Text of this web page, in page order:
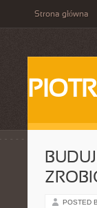
Strona główna
POSTED